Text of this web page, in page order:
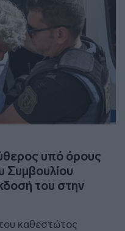
υπό όρους
Συμβουλίου
του στην
καθεστώτος